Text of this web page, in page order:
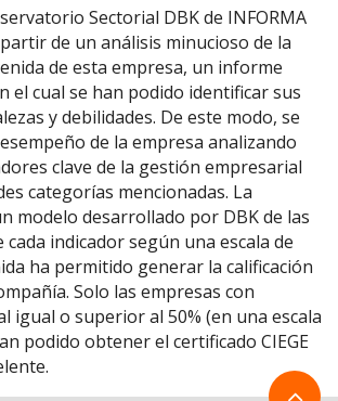
Sectorial DBK de INFORMA
de un análisis minucioso de la
de esta empresa, un informe
el cual se han podido identificar sus
y debilidades. De este modo, se
de la empresa analizando
clave de la gestión empresarial
categorías mencionadas. La
modelo desarrollado por DBK de las
indicador según una escala de
ha permitido generar la calificación
Solo las empresas con
igual o superior al 50% (en una escala
podido obtener el certificado CIEGE